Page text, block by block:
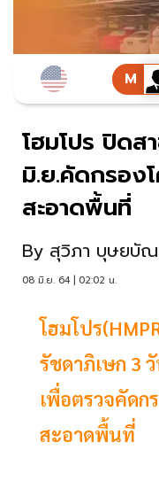
โฮมโปร ปิดส
มิ.ย.คัดกรอง
สะอาดพื้นที่
By สุวิภา บุษยบั
08 มิ.ย. 64 | 02:02 น.
โฮมโปร
รัชดาภิเษก 3
เพื่อตรวจคัดก
สะอาดพื้นที่